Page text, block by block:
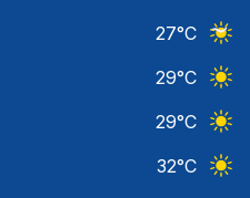
27°C
29°C
29°C
32°C